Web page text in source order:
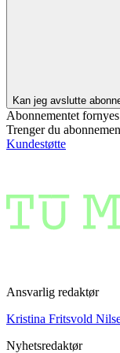
Kan jeg avslutte
Abonnementet
Trenger du
Kundestøtte
Ansvarlig redaktør
Kristina Fritsvold
Nyhetsredaktør